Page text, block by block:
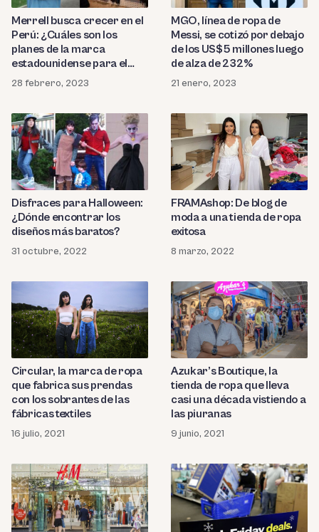
Merrell busca crecer en el
Perú: ¿Cuáles son los
planes de la marca
estadounidense para el
2023?
28 febrero, 2023
MGO, línea de ropa de
Messi, se cotizó por debajo
de los US$5 millones luego
de alza de 232%
21 enero, 2023
Disfraces para Halloween:
¿Dónde encontrar los
diseños más baratos?
31 octubre, 2022
FRAMAshop: De blog de
moda a una tienda de ropa
exitosa
8 marzo, 2022
Circular, la marca de ropa
que fabrica sus prendas
con los sobrantes de las
fábricas textiles
16 julio, 2021
Azukar’s Boutique, la
tienda de ropa que lleva
casi una década vistiendo a
las piuranas
9 junio, 2021